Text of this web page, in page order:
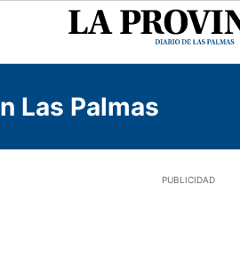
Provincia
Las Palmas